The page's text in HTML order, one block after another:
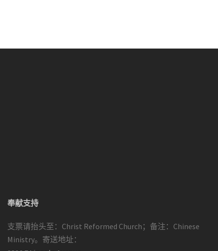
奉献支持
支票请抬头至：Christ Reformed Church；备注：Chinese
Ministry。寄送地址：